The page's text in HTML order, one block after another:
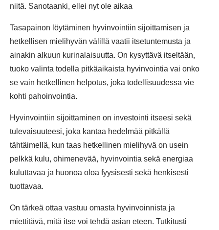
niitä. Sanotaanki, ellei nyt ole aikaa
Tasapainon löytäminen hyvinvointiin sijoittamisen ja
hetkellisen mielihyvän välillä vaatii itsetuntemusta ja
ainakin alkuun kurinalaisuutta. On kysyttävä itseltään,
tuoko valinta todella pitkäaikaista hyvinvointia vai onko
se vain hetkellinen helpotus, joka todellisuudessa vie
kohti pahoinvointia.
Hyvinvointiin sijoittaminen on investointi itseesi sekä
tulevaisuuteesi, joka kantaa hedelmää pitkällä
tähtäimellä, kun taas hetkellinen mielihyvä on usein
pelkkä kulu, ohimenevää, hyvinvointia sekä energiaa
kuluttavaa ja huonoa oloa fyysisesti sekä henkisesti
tuottavaa.
On tärkeä ottaa vastuu omasta hyvinvoinnista ja
miettitävä, mitä itse voi tehdä asian eteen. Tutkitusti